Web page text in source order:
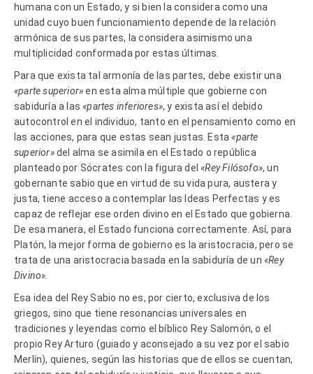
humana con un Estado, y si bien la considera como una
unidad cuyo buen funcionamiento depende de la relación
armónica de sus partes, la considera asimismo una
multiplicidad conformada por estas últimas.
Para que exista tal armonía de las partes, debe existir una
«parte superior»en esta alma múltiple que gobierne con
sabiduría a las«partes inferiores», y exista así el debido
autocontrol en el individuo, tanto en el pensamiento como en
las acciones, para que estas sean justas. Esta«parte
superior»del alma se asimila en el Estado o república
planteado por Sócrates con la figura del«Rey Filósofo», un
gobernante sabio que en virtud de su vida pura, austera y
justa, tiene acceso a contemplar las Ideas Perfectas y es
capaz de reflejar ese orden divino en el Estado que gobierna.
De esa manera, el Estado funciona correctamente. Así, para
Platón, la mejor forma de gobierno es la aristocracia, pero se
trata de una aristocracia basada en la sabiduría de un«Rey
Divino».
Esa idea del Rey Sabio no es, por cierto, exclusiva de los
griegos, sino que tiene resonancias universales en
tradiciones y leyendas como el bíblico Rey Salomón, o el
propio Rey Arturo (guiado y aconsejado a su vez por el sabio
Merlín), quienes, según las historias que de ellos se cuentan,